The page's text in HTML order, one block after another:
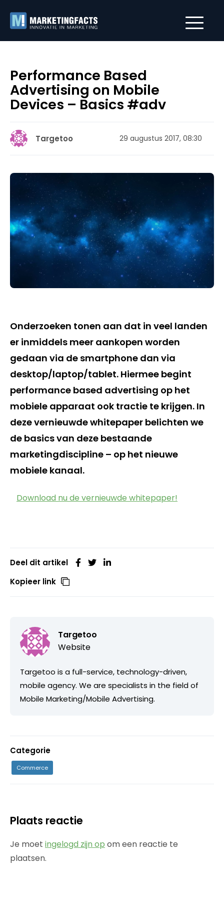
Performance Based
Advertising on Mobile
Devices – Basics #adv
Targetoo 29 augustus 2017, 08:30
Onderzoeken tonen aan dat in veel landen
er inmiddels meer aankopen worden
gedaan via de smartphone dan via
desktop/laptop/tablet. Hiermee begint
performance based advertising op het
mobiele apparaat ook tractie te krijgen. In
deze vernieuwde whitepaper belichten we
de basics van deze bestaande
marketingdiscipline – op het nieuwe
mobiele kanaal.
Download nu de vernieuwde whitepaper!
Deel dit artikel
Kopieer link
Targetoo
Website
Targetoo is a full-service, technology-driven,
mobile agency. We are specialists in the field of
Mobile Marketing/Mobile Advertising.
Categorie
Commerce
Plaats reactie
Je moet ingelogd zijn op om een reactie te
plaatsen.